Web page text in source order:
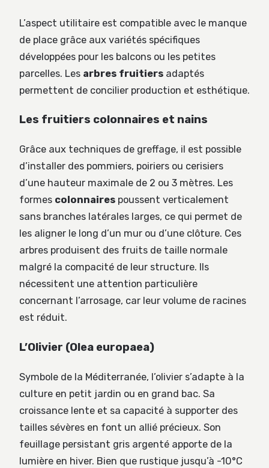
L’aspect utilitaire est compatible avec le manque
de place grâce aux variétés spécifiques
développées pour les balcons ou les petites
parcelles. Les arbres fruitiers adaptés
permettent de concilier production et esthétique.
Les fruitiers colonnaires et nains
Grâce aux techniques de greffage, il est possible
d’installer des pommiers, poiriers ou cerisiers
d’une hauteur maximale de 2 ou 3 mètres. Les
formes colonnaires poussent verticalement
sans branches latérales larges, ce qui permet de
les aligner le long d’un mur ou d’une clôture. Ces
arbres produisent des fruits de taille normale
malgré la compacité de leur structure. Ils
nécessitent une attention particulière
concernant l’arrosage, car leur volume de racines
est réduit.
L’Olivier (Olea europaea)
Symbole de la Méditerranée, l’olivier s’adapte à la
culture en petit jardin ou en grand bac. Sa
croissance lente et sa capacité à supporter des
tailles sévères en font un allié précieux. Son
feuillage persistant gris argenté apporte de la
lumière en hiver. Bien que rustique jusqu’à -10°C